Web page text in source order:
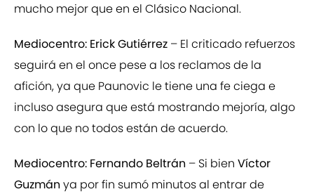
mucho mejor que en el Clásico Nacional.
Mediocentro: Erick Gutiérrez – El criticado refuerzos
seguirá en el once pese a los reclamos de la
afición, ya que Paunovic le tiene una fe ciega e
incluso asegura que está mostrando mejoría, algo
con lo que no todos están de acuerdo.
Mediocentro: Fernando Beltrán – Si bien Víctor
Guzmán ya por fin sumó minutos al entrar de